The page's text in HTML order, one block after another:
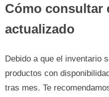
Cómo consultar
actualizado
Debido a que el inventario
productos con
tras mes. Te